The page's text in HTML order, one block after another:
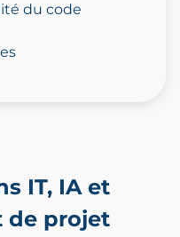
du code
IT, IA et
de projet